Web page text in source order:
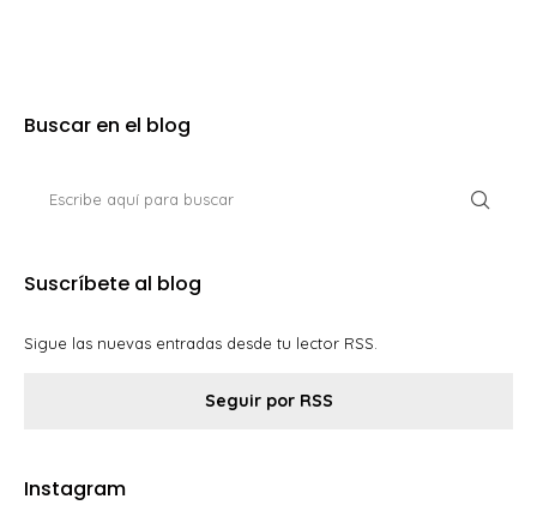
Buscar en el blog
Suscríbete al blog
Sigue las nuevas entradas desde tu lector RSS.
Seguir por RSS
Instagram